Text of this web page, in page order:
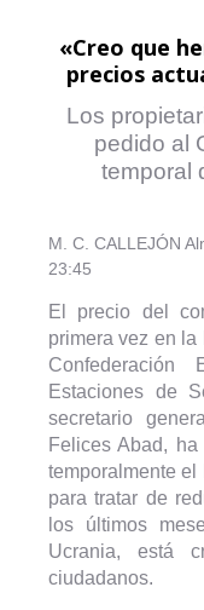
«Creo que
precios
Los
pedido al
temporal
M. C. CALLEJÓN
23:45
El precio del
primera vez en la
Confederación
Estaciones de
secretario
Felices Abad,
temporalmente el
para tratar de
los últimos
Ucrania, está
ciudadanos.